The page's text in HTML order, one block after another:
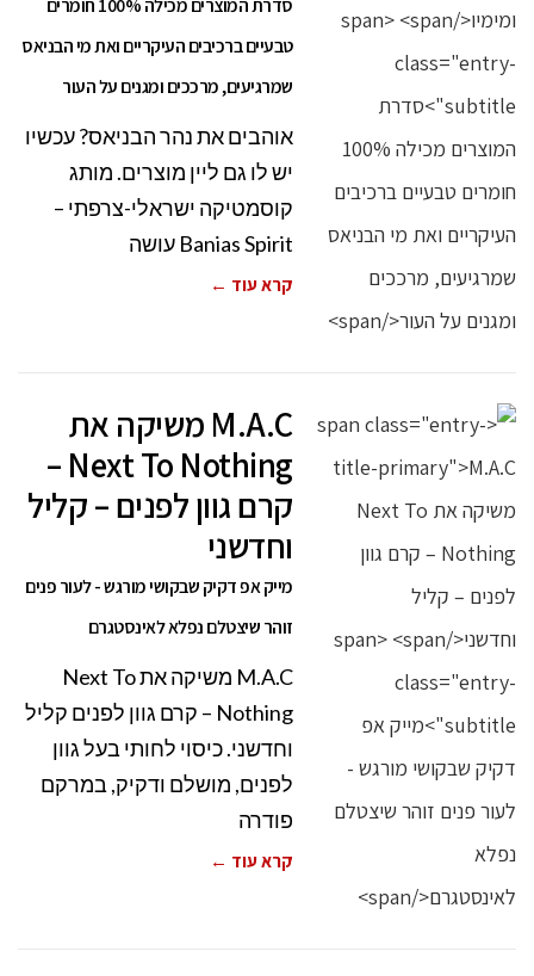
סדרת המוצרים מכילה 100% חומרים
טבעיים ברכיבים העיקריים ואת מי הבניאס
שמרגיעים, מרככים ומגנים על העור
אוהבים את נהר הבניאס? עכשיו
יש לו גם ליין מוצרים. מותג
קוסמטיקה ישראלי-צרפתי –
Banias Spirit עושה
קרא עוד ←
M.A.C משיקה את
Next To Nothing –
קרם גוון לפנים – קליל
וחדשני
מייק אפ דקיק שבקושי מורגש - לעור פנים
זוהר שיצטלם נפלא לאינסטגרם
M.A.C משיקה את Next To
Nothing – קרם גוון לפנים קליל
וחדשני. כיסוי לחותי בעל גוון
לפנים, מושלם ודקיק, במרקם
פודרה
קרא עוד ←